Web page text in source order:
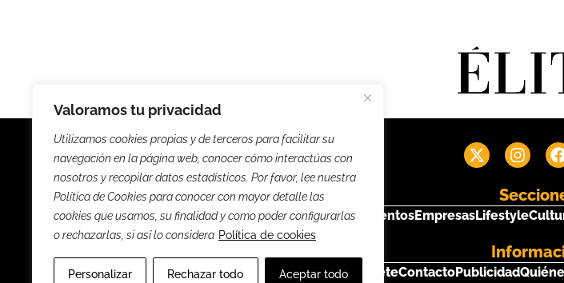
Valoramos tu privacidad
Utilizamos cookies propias y de terceros para facilitar su
navegación en la página web, conocer cómo interactúas con
nosotros y recopilar datos estadísticos. Por favor, lee nuestra
Política de Cookies para conocer con mayor detalle las
cookies que usamos, su finalidad y como poder configurarlas
o rechazarlas, si así lo considera Política de cookies
Personalizar Rechazar todo Aceptar todo
NoticiasEntrevistas EventosEmpresasLifestyle
SuscríbeteContactoPublicidad